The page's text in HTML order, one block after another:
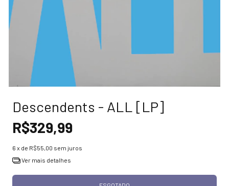
Descendents - ALL [LP]
R$329,99
6 x de R$55,00 sem juros
Ver mais detalhes